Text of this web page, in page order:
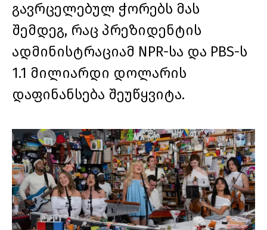
გავრცელებულ ჭორებს მას
შემდეგ, რაც პრეზიდენტის
ადმინისტრაციამ NPR-სა და PBS-ს
1.1 მილიარდი დოლარის
დაფინანსება შეუწყვიტა.